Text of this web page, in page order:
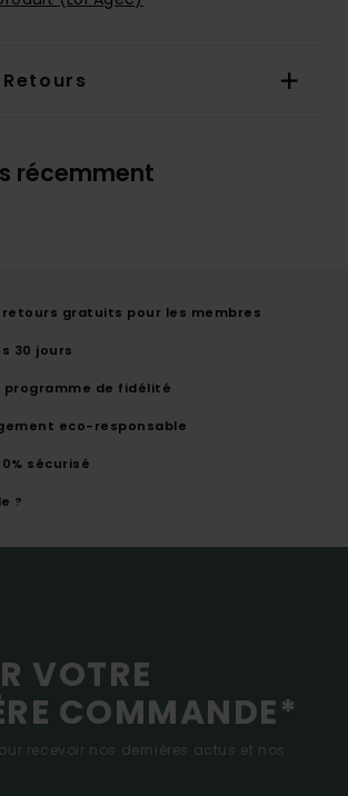
récemment
retours gratuits pour les membres
30 jours
programme de fidélité
eco-responsable
sécurisé
?
VOTRE
COMMANDE*
recevoir nos dernières actus et nos